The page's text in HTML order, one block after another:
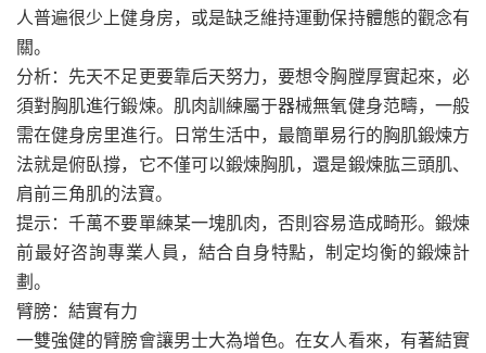
人普遍很少上健身房，或是缺乏維持運動保持體態的觀念有
關。
分析：先天不足更要靠后天努力，要想令胸膛厚實起來，必
須對胸肌進行鍛煉。肌肉訓練屬于器械無氧健身范疇，一般
需在健身房里進行。日常生活中，最簡單易行的胸肌鍛煉方
法就是俯臥撐，它不僅可以鍛煉胸肌，還是鍛煉肱三頭肌、
肩前三角肌的法寶。
提示：千萬不要單練某一塊肌肉，否則容易造成畸形。鍛煉
前最好咨詢專業人員，結合自身特點，制定均衡的鍛煉計
劃。
臂膀：結實有力
一雙強健的臂膀會讓男士大為增色。在女人看來，有著結實